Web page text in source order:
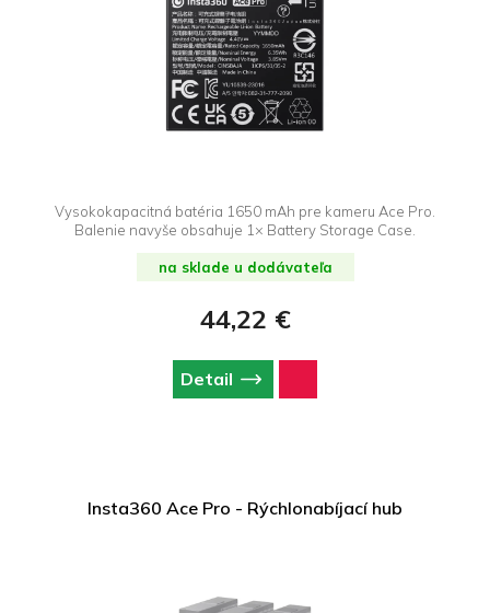
Vysokokapacitná batéria 1650 mAh pre kameru Ace Pro.
Balenie navyše obsahuje 1× Battery Storage Case.
na sklade u dodávateľa
44,22 €
Detail
Insta360 Ace Pro - Rýchlonabíjací hub